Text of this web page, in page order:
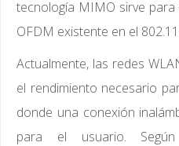
tecnología MIMO sirve
OFDM existente en el
Actualmente, las redes
el rendimiento necesario
donde una conexión
para el usuario.